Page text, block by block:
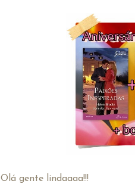
Olá gente lindaaaa!!!